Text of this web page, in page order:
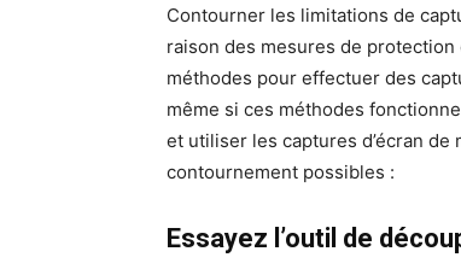
Contourner les limitations de
raison des mesures de
méthodes pour effectuer des
même si ces méthodes
et utiliser les captures d’écran
contournement possibles :
Essayez l’outil de